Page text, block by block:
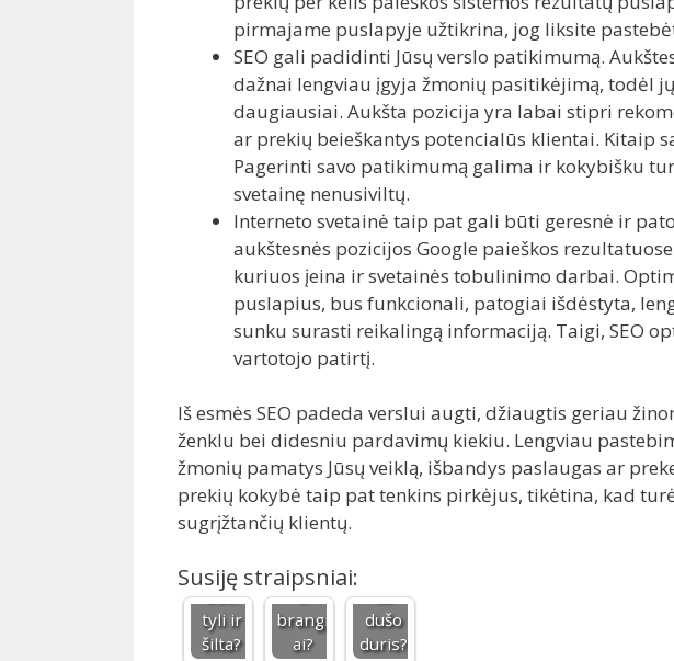
pirmajame puslapyje užtikrina, jog liksite
SEO gali padidinti Jūsų verslo patikimumą.
dažnai lengviau įgyja žmonių pasitikėjimą, todėl
daugiausiai. Aukšta pozicija yra labai stipri
ar prekių beieškantys potencialūs klientai. Kitaip
Pagerinti savo patikimumą galima ir kokybišku
svetainę nenusiviltų.
Interneto svetainė taip pat gali būti geresnė ir
aukštesnės pozicijos Google paieškos
kuriuos įeina ir svetainės tobulinimo darbai.
puslapius, bus funkcionali, patogiai išdėstyta,
sunku surasti reikalingą informaciją. Taigi, SEO
vartotojo patirtį.
Iš esmės SEO padeda verslui augti, džiaugtis geriau
ženklu bei didesniu pardavimų kiekiu. Lengviau
žmonių pamatys Jūsų veiklą, išbandys paslaugas ar
prekių kokybė taip pat tenkins pirkėjus, tikėtina, kad
sugrįžtančių klientų.
Susiję straipsniai:
Ar
namų
ė gali
būti
tyli ir
šilta?
Kodėl
pigus
dušo
padas
kainuo
ti
brangi
ai?
Kaip
pasiri
as
dušo
duris?